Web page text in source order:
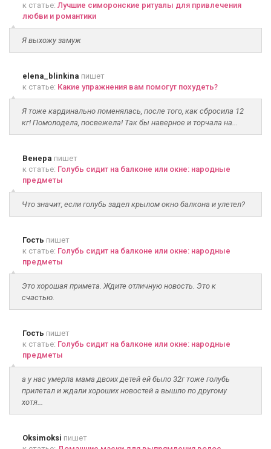
к статье: Лучшие симоронские ритуалы для привлечения
любви и романтики
Я выхожу замуж
elena_blinkina пишет
к статье: Какие упражнения вам помогут похудеть?
Я тоже кардинально поменялась, после того, как сбросила 12
кг! Помолодела, посвежела! Так бы наверное и торчала на...
Венера пишет
к статье: Голубь сидит на балконе или окне: народные
предметы
Что значит, если голубь задел крылом окно балкона и улетел?
Гость пишет
к статье: Голубь сидит на балконе или окне: народные
предметы
Это хорошая примета. Ждите отличную новость. Это к
счастью.
Гость пишет
к статье: Голубь сидит на балконе или окне: народные
предметы
а у нас умерла мама двоих детей ей было 32г тоже голубь
прилетал и ждали хороших новостей а вышло по другому
хотя...
Oksimoksi пишет